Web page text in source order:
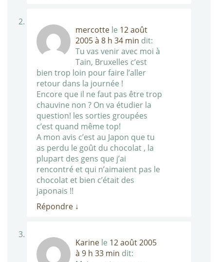
mercotte le 12 août
2005 à 8 h 34 min dit:
Tu vas venir avec moi à
Tain, Bruxelles c’est
bien trop loin pour faire l’aller
retour dans la journée !
Encore que il ne faut pas être trop
chauvine non ? On va étudier la
question! les sorties groupées
c’est quand même top!
A mon avis c’est au Japon que tu
as perdu le goût du chocolat , la
plupart des gens que j’ai
rencontré et qui n’aimaient pas le
chocolat et bien c’était des
japonais !!
Répondre ↓
Karine le 12 août 2005
à 9 h 33 min dit: